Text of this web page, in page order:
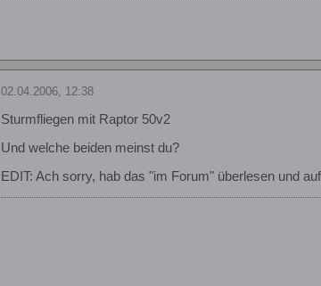
02.04.2006, 12:38
Sturmfliegen mit Raptor 50v2
Und welche beiden meinst du?
EDIT: Ach sorry, hab das "im Forum" überlesen und